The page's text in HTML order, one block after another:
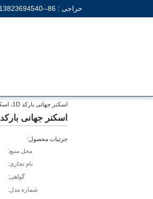
حراجی : 86--13823694540
اسکنر جهانی بارکد 1D، اسکنر بارکد خطی 32 بیتی CPU 3 میلیمتر
اسکنر جهانی بارکد 1D، اسکنر بارکد خطی 32 بیتی CPU 3 میلیمتر
جزئیات محصول:
محل منبع:
نام تجاری:
گواهی:
شماره مدل: